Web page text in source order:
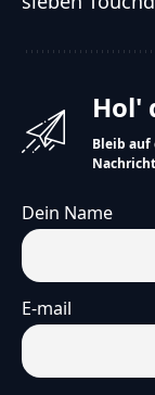
Hol'
Bleib auf
Dein Name
E-mail